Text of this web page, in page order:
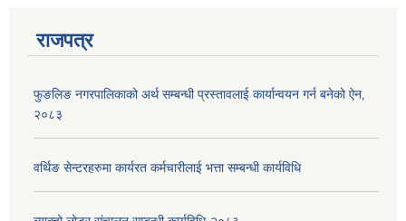
राजपत्र
फुङलिङ नगरपालिकाको अर्थ सम्बन्धी प्रस्तावलाई कार्यान्वयन गर्न बनेको ऐन‚
२०८३
वर्थिङ सेन्टरहरुमा कार्यरत कर्मचारीलाई भत्ता सम्बन्धी कार्यविधि